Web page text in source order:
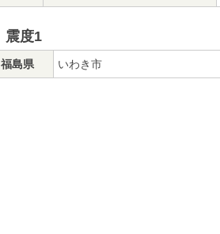
震度1
福島県 いわき市